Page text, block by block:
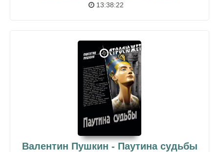
13:38:22
Валентин Пушкин - Паутина судьбы